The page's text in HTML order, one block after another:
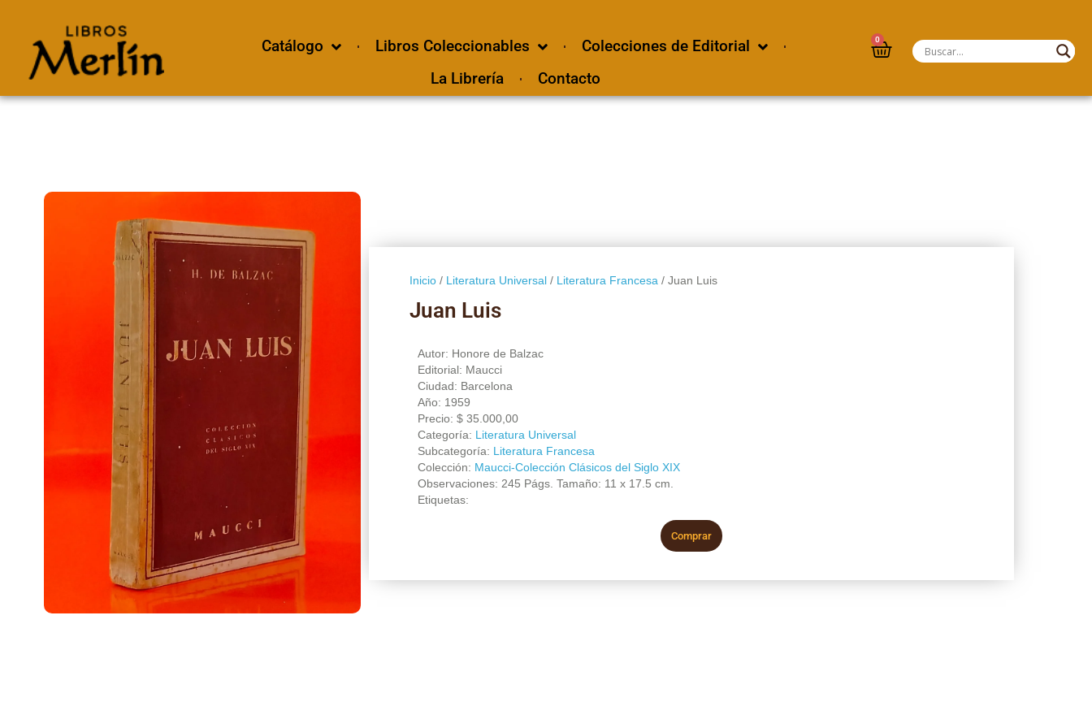
Catálogo Libros Coleccionables
Colecciones de Editorial
La Librería
Contacto
0
Inicio/ Literatura Universal/ Literatura Francesa / Juan Luis
Juan Luis
Autor: Honore de Balzac
Editorial: Maucci
Ciudad: Barcelona
Año: 1959
Precio: $35.000,00
Categoría: Literatura Universal
Subcategoría: Literatura Francesa
Colección: Maucci-Colección Clásicos del Siglo XIX
Observaciones: 245 Págs. Tamaño: 11 x 17.5 cm.
Etiquetas:
Comprar